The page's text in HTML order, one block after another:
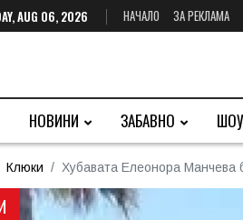
AUG 06, 2026 НАЧАЛО ЗА РЕКЛАМА
НОВИНИ ЗАБАВНО
Клюки Хубавата Елеонора Манчева